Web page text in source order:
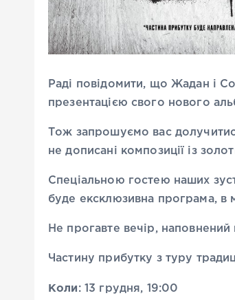
Раді повідомити, що Жадан і
презентацією свого нового
Тож запрошуємо вас
не дописані композиції із
Спеціальною гостею наших
буде ексклюзивна програма, в
Не прогавте вечір,
Частину прибутку з туру
Коли : 13 грудня, 19:00